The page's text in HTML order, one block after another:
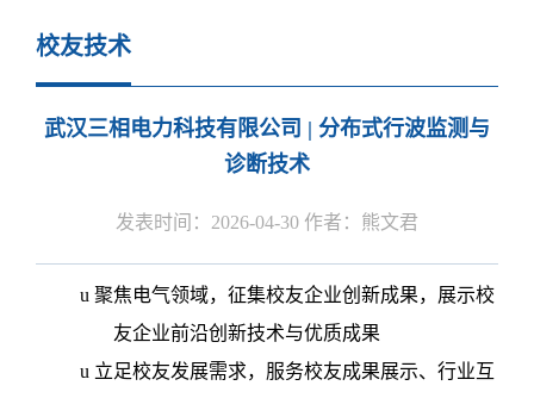
校友技术
武汉三相电力科技有限公司 | 分布式行波监测与
诊断技术
发表时间：2026-04-30 作者：熊文君
u 聚焦电气领域，征集校友企业创新成果，展示校
友企业前沿创新技术与优质成果
u 立足校友发展需求，服务校友成果展示、行业互